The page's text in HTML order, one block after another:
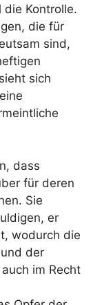
Kontrolle.
die für
sind,
sich
dass
für deren
Sie
er
wodurch die
der
im Recht